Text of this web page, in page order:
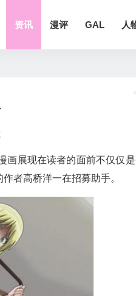
资讯 漫评 GAL 人
画展现在读者的面前不仅仅
者高桥洋一在招募助手。